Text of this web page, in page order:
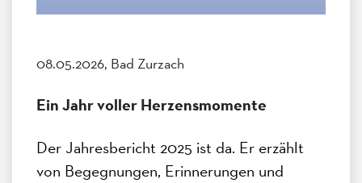
08.05.2026, Bad Zurzach
Ein Jahr voller Herzensmomente
Der Jahresbericht 2025 ist da. Er erzählt
von Begegnungen, Erinnerungen und